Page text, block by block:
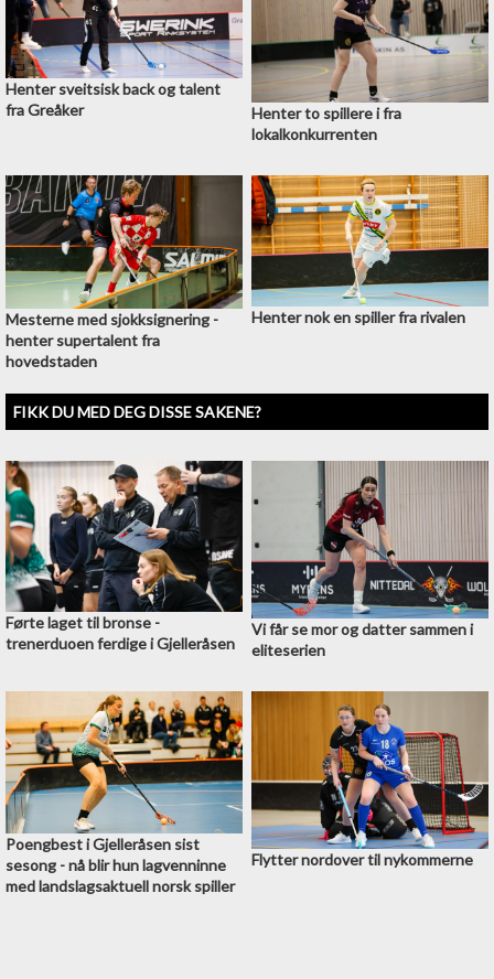
Henter sveitsisk back og talent
fra Greåker
Henter to spillere i fra
lokalkonkurrenten
Mesterne med sjokksignering -
henter supertalent fra
hovedstaden
Henter nok en spiller fra rivalen
FIKK DU MED DEG DISSE SAKENE?
Førte laget til bronse -
trenerduoen ferdige i Gjelleråsen
Vi får se mor og datter sammen i
eliteserien
Poengbest i Gjelleråsen sist
sesong - nå blir hun lagvenninne
med landslagsaktuell norsk spiller
Flytter nordover til nykommerne